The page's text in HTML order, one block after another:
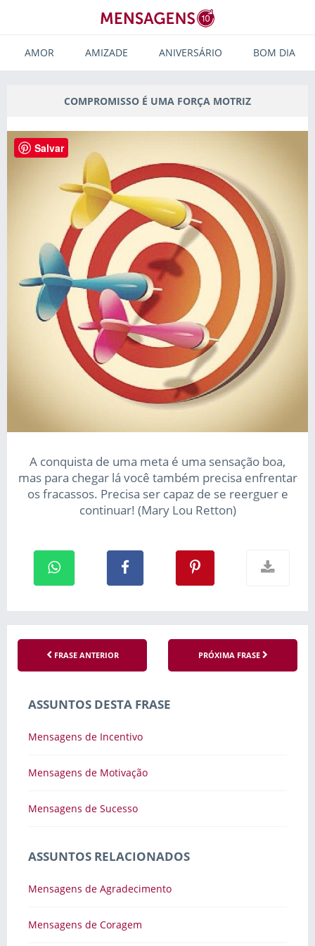
AMOR AMIZADE ANIVERSÁRIO BOM DIA
COMPROMISSO É UMA FORÇA MOTRIZ
A conquista de uma meta é uma sensação boa,
mas para chegar lá você também precisa enfrentar
os fracassos. Precisa ser capaz de se reerguer e
continuar! (Mary Lou Retton)
FRASE ANTERIOR PRÓXIMA FRASE
ASSUNTOS DESTA FRASE
Mensagens de Incentivo
Mensagens de Motivação
Mensagens de Sucesso
ASSUNTOS RELACIONADOS
Mensagens de Agradecimento
Mensagens de Coragem
Salvar